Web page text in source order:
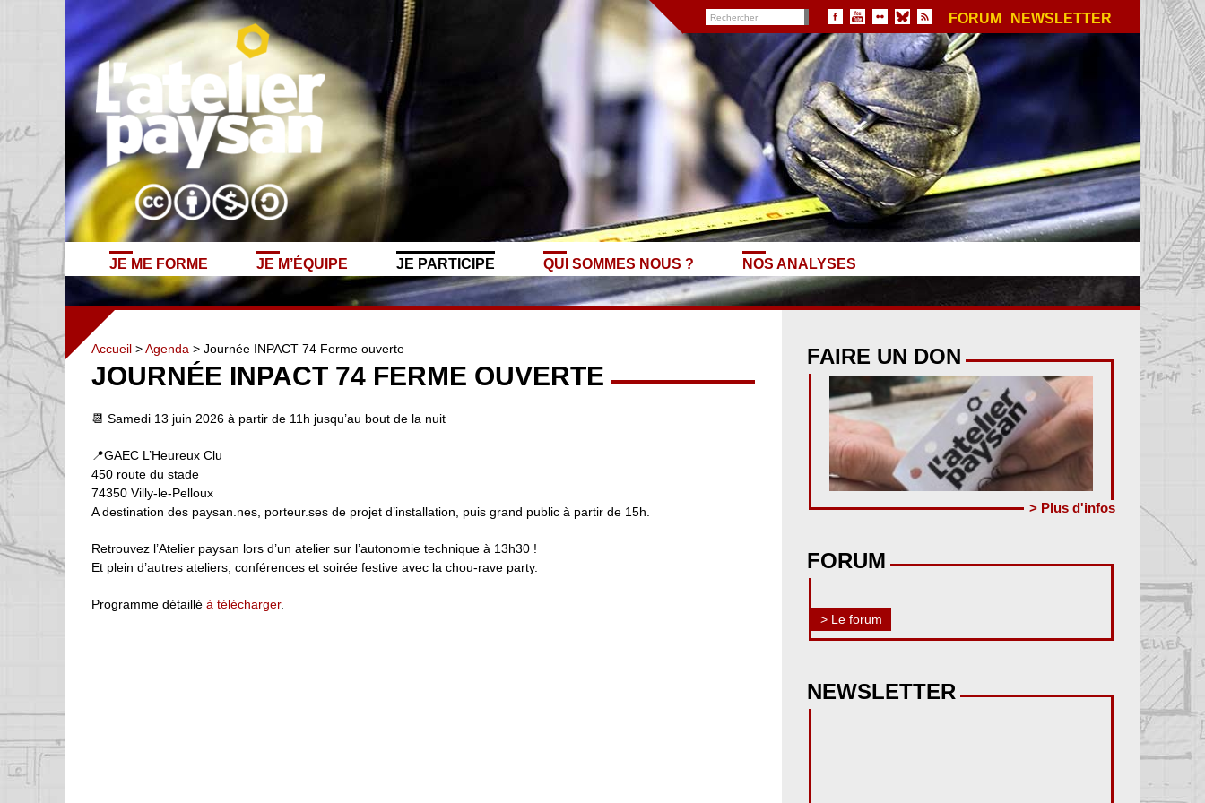
FORUM NEWSLETTER
JE ME FORME JE M’ÉQUIPE JE PARTICIPE QUI SOMMES NOUS ? NOS ANALYSES
Accueil >Agenda > Journée INPACT 74 Ferme ouverte
JOURNÉE INPACT 74 FERME OUVERTE
📆 Samedi 13 juin 2026 à partir de 11h jusqu’au bout de la nuit
📍GAEC L’Heureux Clu
450 route du stade
74350 Villy-le-Pelloux
A destination des paysan.nes, porteur.ses de projet d’installation, puis grand public à partir de 15h.
Retrouvez l’Atelier paysan lors d’un atelier sur l’autonomie technique à 13h30 !
Et plein d’autres ateliers, conférences et soirée festive avec la chou-rave party.
Programme détaillé à télécharger.
FAIRE UN DON
> Plus d'infos
FORUM
> Le forum
NEWSLETTER